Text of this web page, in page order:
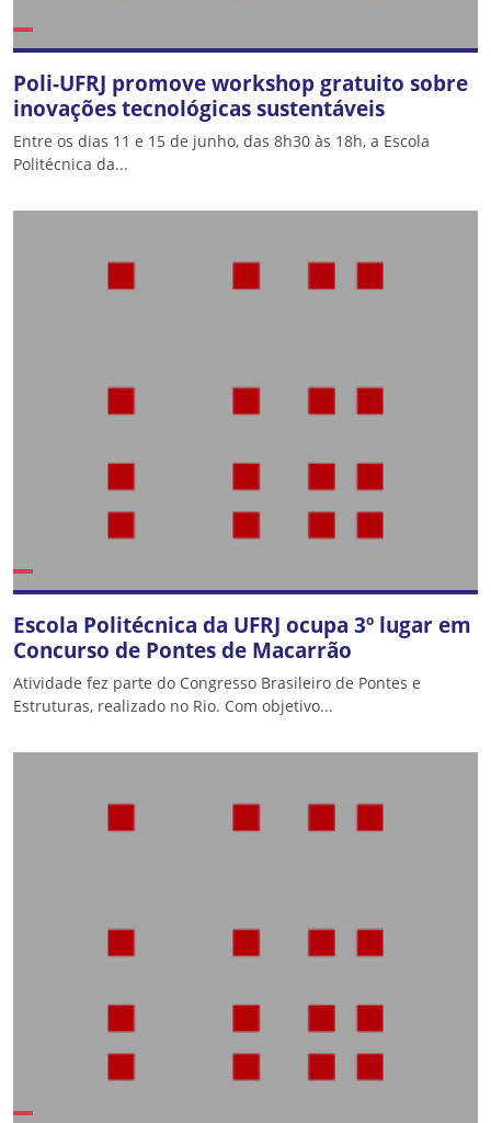
Poli-UFRJ promove workshop gratuito sobre
inovações tecnológicas sustentáveis
Entre os dias 11 e 15 de junho, das 8h30 às 18h, a Escola
Politécnica da...
Escola Politécnica da UFRJ ocupa 3º lugar em
Concurso de Pontes de Macarrão
Atividade fez parte do Congresso Brasileiro de Pontes e
Estruturas, realizado no Rio. Com objetivo...